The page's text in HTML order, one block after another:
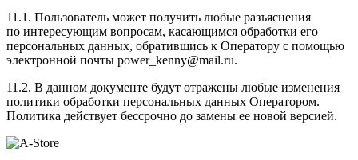
11.1. Пользователь может получить любые разъяснения
по интересующим вопросам, касающимся обработки его
персональных данных, обратившись к Оператору с помощью
электронной почты power_kenny@mail.ru.
11.2. В данном документе будут отражены любые изменения
политики обработки персональных данных Оператором.
Политика действует бессрочно до замены ее новой версией.